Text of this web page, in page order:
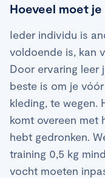
Hoeveel moet
Ieder individu is
voldoende is, kan
Door ervaring leer
beste is om je
kleding, te wegen.
komt overeen met
hebt gedronken.
training 0,5 kg
vocht moeten